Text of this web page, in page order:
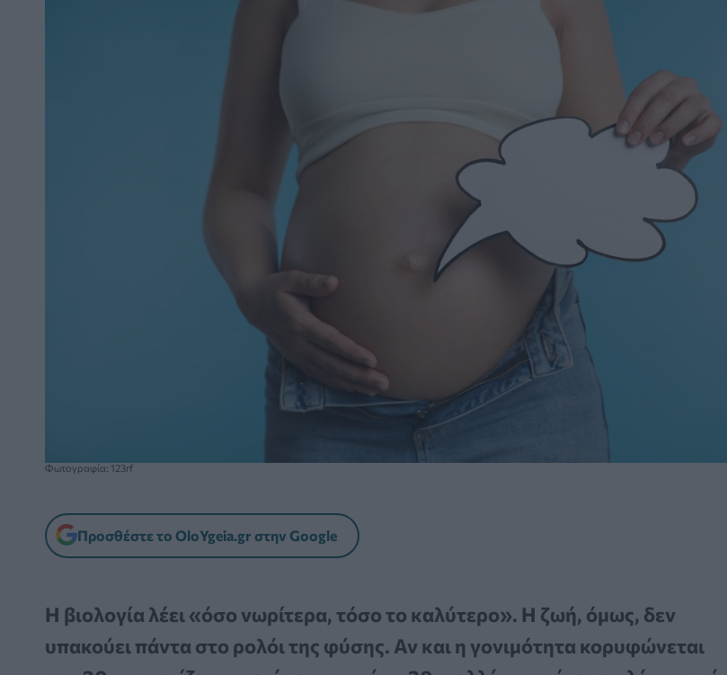
Φωτογραφία: 123rf
Προσθέστε το OloYgeia.gr στην Google
Η βιολογία λέει «όσο νωρίτερα, τόσο το καλύτερο». Η ζωή, όμως, δεν
υπακούει πάντα στο ρολόι της φύσης. Αν και η γονιμότητα κορυφώνεται